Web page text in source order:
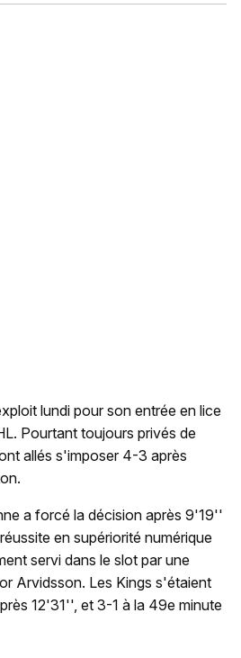
lundi pour son entrée en lice
Pourtant toujours privés de
allés s'imposer 4-3 après
a forcé la décision après 9'19''
en supériorité numérique
servi dans le slot par une
Arvidsson. Les Kings s'étaient
12'31'', et 3-1 à la 49e minute